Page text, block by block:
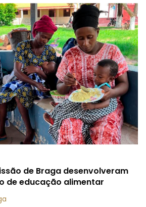
de Braga desenvolveram
de educação alimentar